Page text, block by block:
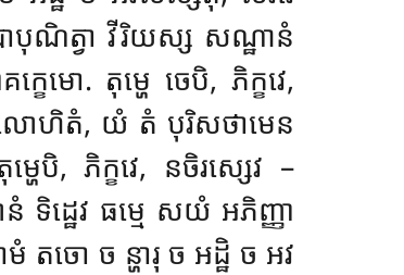
បុណិត្វា វីរិយស្ស សណ្ឋានំ
មោ. តុម្ហេ ចេបិ, ភិក្ខវេ,
លោហិតំ, យំ តំ បុរិសថាមេន
ហេបិ, ភិក្ខវេ, នចិរស្សេវ –
ទិដ្ឋេវ ធម្មេ សយំ អភិញ្ញា
តចោ ច ន្ហារុ ច អដ្ឋិ ច អវ